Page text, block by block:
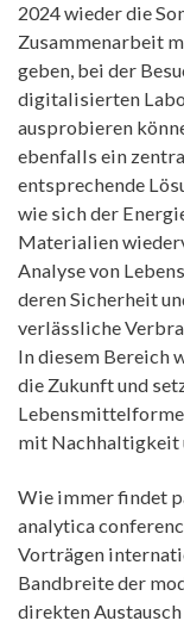
2024 wieder die
Zusammenarbeit
geben, bei der
digitalisierten
ausprobieren
ebenfalls ein
entsprechende
wie sich der
Materialien
Analyse von
deren Sicherheit
verlässliche
In diesem Bereich
die Zukunft und
mit Nachhaltigkeit
Wie immer findet
analytica
Vorträgen
Bandbreite der
direkten